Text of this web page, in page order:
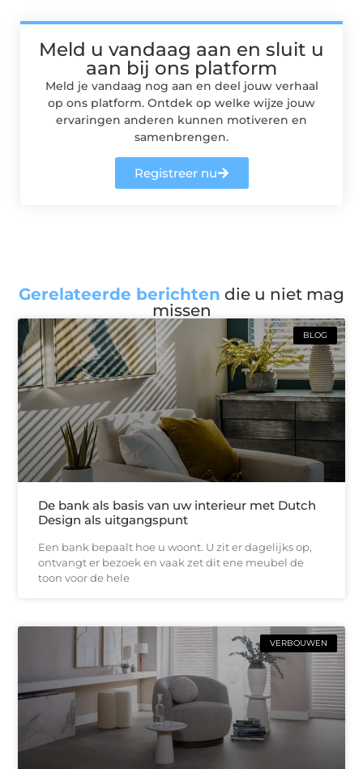
Meld u vandaag aan en sluit u
aan bij ons platform
Meld je vandaag nog aan en deel jouw verhaal
op ons platform. Ontdek op welke wijze jouw
ervaringen anderen kunnen motiveren en
samenbrengen.
Registreer nu
Gerelateerde berichten die u niet mag
missen
BLOG
De bank als basis van uw interieur met Dutch
Design als uitgangspunt
Een bank bepaalt hoe u woont. U zit er dagelijks op,
ontvangt er bezoek en vaak zet dit ene meubel de
toon voor de hele
VERBOUWEN